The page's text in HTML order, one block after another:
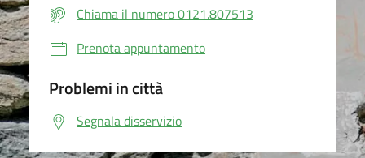
Chiama il numero 0121.807513
Prenota appuntamento
Problemi in città
Segnala disservizio